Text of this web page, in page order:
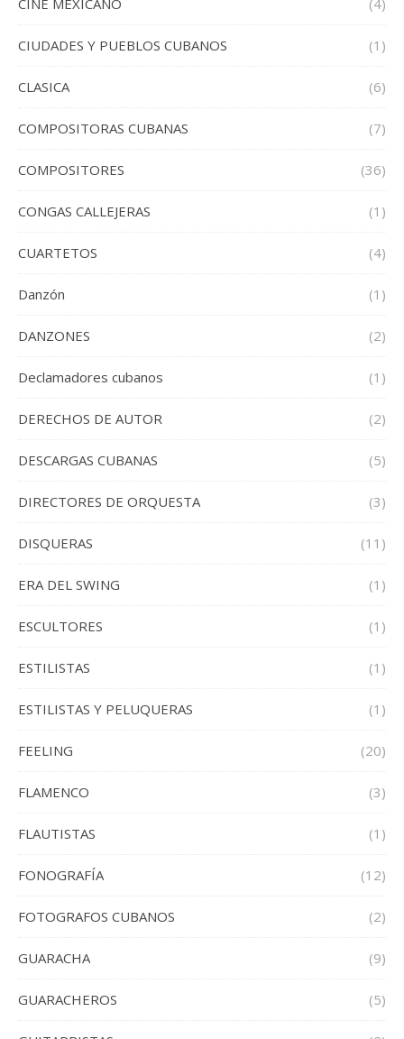
CINE MEXICANO (4)
CIUDADES Y PUEBLOS CUBANOS (1)
CLASICA (6)
COMPOSITORAS CUBANAS (7)
COMPOSITORES (36)
CONGAS CALLEJERAS (1)
CUARTETOS (4)
Danzón (1)
DANZONES (2)
Declamadores cubanos (1)
DERECHOS DE AUTOR (2)
DESCARGAS CUBANAS (5)
DIRECTORES DE ORQUESTA (3)
DISQUERAS (11)
ERA DEL SWING (1)
ESCULTORES (1)
ESTILISTAS (1)
ESTILISTAS Y PELUQUERAS (1)
FEELING (20)
FLAMENCO (3)
FLAUTISTAS (1)
FONOGRAFÍA (12)
FOTOGRAFOS CUBANOS (2)
GUARACHA (9)
GUARACHEROS (5)